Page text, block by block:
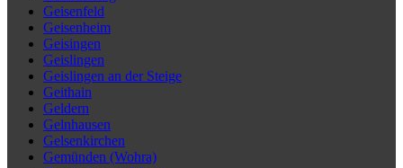
Geisenfeld
Geisenheim
Geisingen
Geislingen
Geislingen an der Steige
Geithain
Geldern
Gelnhausen
Gelsenkirchen
Gemünden (Wohra)